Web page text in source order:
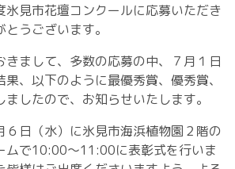
氷見市花壇コンクールに応募いただき
うございます。
きまして、多数の応募の中、７月１日
、以下のように最優秀賞、優秀賞、
したので、お知らせいたします。
６日（水）に氷見市海浜植物園２階の
ムで10:00～11:00に表彰式を行いま